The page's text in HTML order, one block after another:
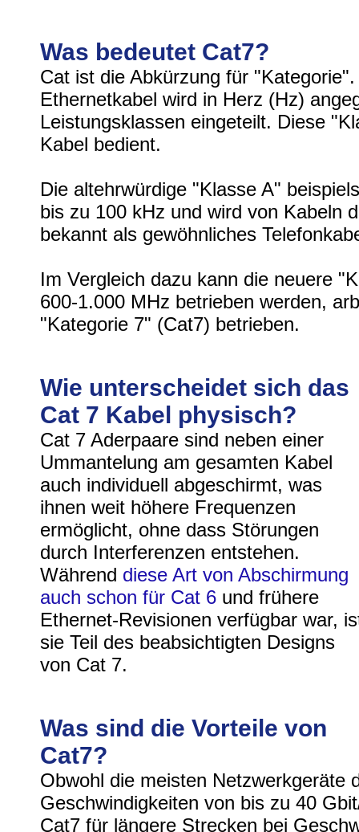
Was bedeutet Cat7?
Cat ist die Abkürzung für
Ethernetkabel wird in Herz (Hz)
Leistungsklassen eingeteilt. Diese
Kabel bedient.
Die altehrwürdige "Klasse A"
bis zu 100 kHz und wird von Kabeln
bekannt als gewöhnliches
Im Vergleich dazu kann die neuere
600-1.000 MHz betrieben werden,
"Kategorie 7" (Cat7) betrieben.
Wie unterscheidet sich das
Cat 7 Kabel physisch?
Cat 7 Aderpaare sind neben einer
Ummantelung am gesamten Kabel
auch individuell abgeschirmt, was
ihnen weit höhere Frequenzen
ermöglicht, ohne dass Störungen
durch Interferenzen entstehen.
Während diese Art von Abschirmung
auch schon für Cat 6 und frühere
Ethernet-Revisionen verfügbar war,
sie Teil des beabsichtigten Designs
von Cat 7.
Was sind die Vorteile von
Cat7?
Obwohl die meisten Netzwerkgeräte
Geschwindigkeiten von bis zu 40
Cat7 für längere Strecken bei